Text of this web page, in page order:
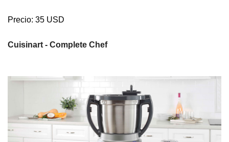
Precio: 35 USD
Cuisinart - Complete Chef